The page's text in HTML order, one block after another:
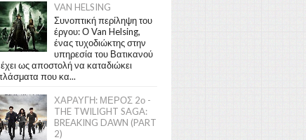
VAN HELSING
Συνοπτική περίληψη του
έργου: Ο Van Helsing,
ένας τυχοδιώκτης στην
υπηρεσία του Βατικανού
ως αποστολή να καταδιώκει
που κα...
ΧΑΡΑΥΓΗ: ΜΕΡΟΣ 2ο -
THE TWILIGHT SAGA:
BREAKING DAWN (PART
2)